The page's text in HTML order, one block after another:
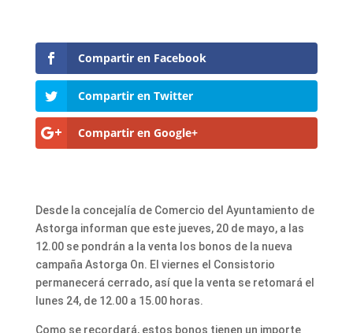
Compartir en Facebook
Compartir en Twitter
Compartir en Google+
Desde la concejalía de Comercio del Ayuntamiento de
Astorga informan que este jueves, 20 de mayo, a las
12.00 se pondrán a la venta los bonos de la nueva
campaña Astorga On. El viernes el Consistorio
permanecerá cerrado, así que la venta se retomará el
lunes 24, de 12.00 a 15.00 horas.
Como se recordará, estos bonos tienen un importe